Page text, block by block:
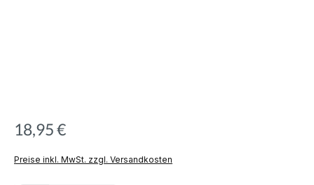
18,95 €
Preise inkl. MwSt. zzgl. Versandkosten